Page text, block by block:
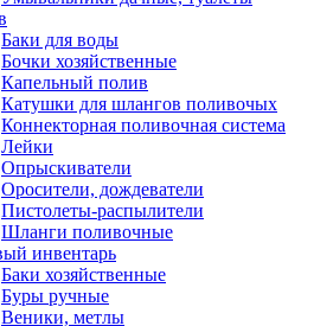
Баки для воды
Бочки хозяйственные
Капельный полив
Катушки для шлангов поливочых
Коннекторная поливочная система
Лейки
Опрыскиватели
Оросители, дождеватели
Пистолеты-распылители
Шланги поливочные
инвентарь
Баки хозяйственные
Буры ручные
Веники, метлы